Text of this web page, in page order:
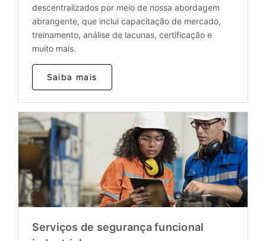
descentralizados por meio de nossa abordagem
abrangente, que inclui capacitação de mercado,
treinamento, análise de lacunas, certificação e
muito mais.
Saiba mais
Serviços de segurança funcional